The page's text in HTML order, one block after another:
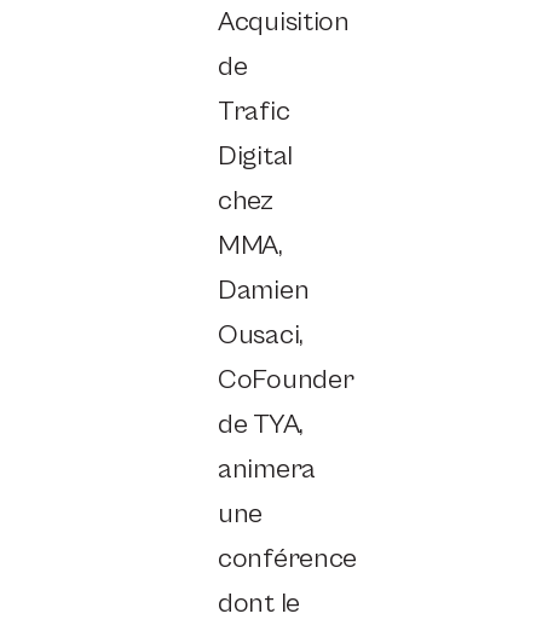
Acquisition
de
Trafic
Digital
chez
MMA,
Damien
Ousaci,
CoFounder
de TYA,
animera
une
conférence
dont le